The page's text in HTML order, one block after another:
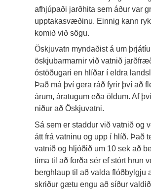
afhjúpaði jarðhita sem áður var
upptakasvæðinu. Einnig kann
komið við sögu.
Öskjuvatn myndaðist á um
öskjubarmarnir við vatnið
óstöðugari en hlíðar í eldra
Það má því gera ráð fyrir því að
árum, áratugum eða öldum. Af
niður að Öskjuvatni.
Sá sem er staddur við vatnið og
átt frá vatninu og upp í hlíð. Það
vatnið og hljóðið um 10 sek að
tíma til að forða sér ef stórt hrun
berghlaup til að valda flóðbylgju
skriður gætu engu að síður